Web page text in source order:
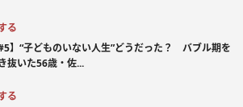
る
#5】“子どものいない人生”どうだった？ バブル期を
抜いた56歳・佐...
る